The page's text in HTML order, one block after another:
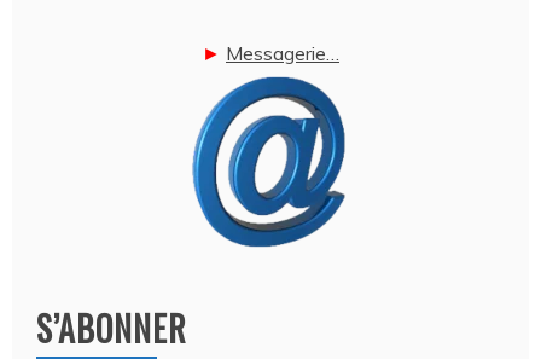
► Messagerie…
S’ABONNER